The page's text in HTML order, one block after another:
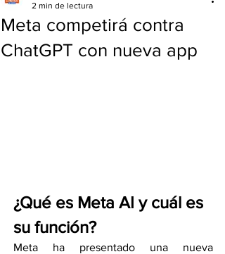
Meta competirá contra
ChatGPT con nueva app
2 min de lectura
¿Qué es Meta AI y cuál es
su función?
Meta ha presentado una nueva